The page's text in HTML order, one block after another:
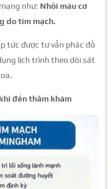
như: Nhồi máu cơ
do tim mạch.
tức được tư vấn phác đồ
lịch trình theo dõi sát
đến thăm khám